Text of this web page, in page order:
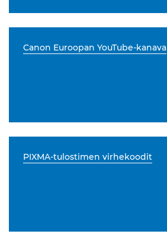
Canon Euroopan YouTube-kanava
PIXMA-tulostimen virhekoodit